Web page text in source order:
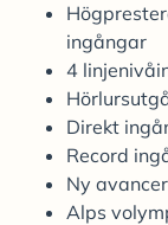
ingångar
4
Direkt
Record
Ny
Alps